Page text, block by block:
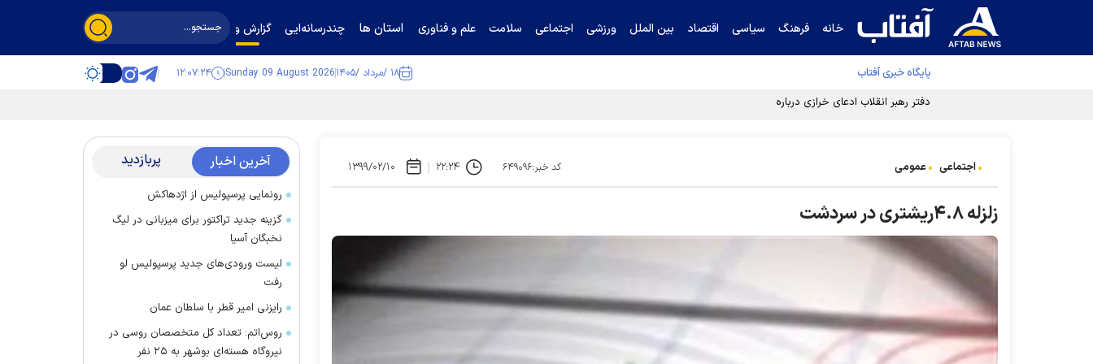
خانه فرهنگ سیاسی اقتصاد بین الملل ورزشی اجتماعی سلامت علم و فناوری استان ها چندرسانه‌ایی گزارش و گفت‌وگو
پایگاه خبری آفتاب ۱۸ /مرداد /۱۴۰۵ Sunday 09 August 2026 ۱۲:۰۷:۲۵
دفتر رهبر انقلاب ادعای خرازی درباره پزشکیان را تکذیب کرد
اجتماعی عمومی کد خبر:۶۴۹۰۹۶ ۲۲:۲۴ ۱۳۹۹/۰۲/۱۰
زلزله‌ ۴.۸ریشتری در سردشت
آخرین اخبار پربازدید
رونمایی پرسپولیس از اژدهاکش
گزینه جدید تراکتور برای میزبانی در لیگ
نخبگان آسیا
لیست ورودی‌های جدید پرسپولیس لو
رفت
رایزنی امیر قطر با سلطان عمان
روس‌اتم: تعداد کل متخصصان روسی در
نیروگاه هسته‌ای بوشهر به ۲۵ نفر